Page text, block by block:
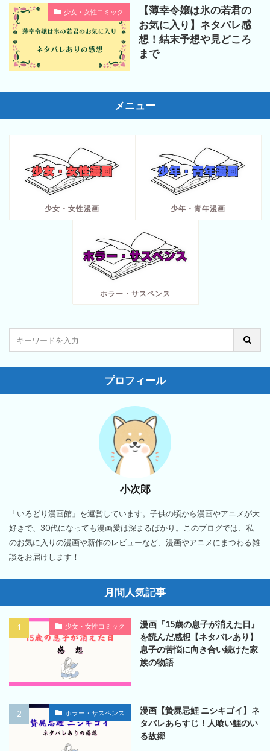
少女・女性コミック
【薄幸令嬢は氷の若君の
お気に入り】ネタバレ感
想！結末予想や見どころ
まで
メニュー
少女・女性漫画 少年・青年漫画
ホラー・サスペンス
プロフィール
小次郎
「いろどり漫画館」を運営しています。子供の頃から漫画やアニメが大
好きで、30代になっても漫画愛は深まるばかり。このブログでは、私
のお気に入りの漫画や新作のレビューなど、漫画やアニメにまつわる雑
談をお届けします！
月間人気記事
少女・女性コミック
漫画『15歳の息子が消えた日』
を読んだ感想【ネタバレあり】
息子の苦悩に向き合い続けた家
族の物語
ホラー・サスペンス
漫画【贄屍忌鯉 ニシキゴイ】ネ
タバレあらすじ！人喰い鯉のい
る故郷